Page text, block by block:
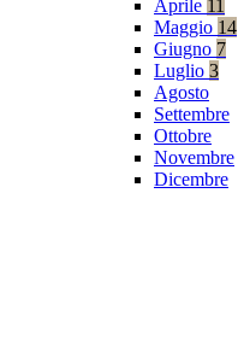
Aprile 11
Maggio 14
Giugno 7
Luglio 3
Agosto
Settembre
Ottobre
Novembre
Dicembre